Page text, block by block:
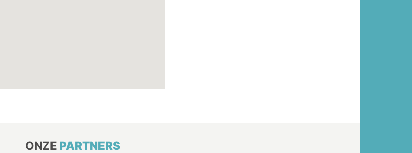
ONZE PARTNERS